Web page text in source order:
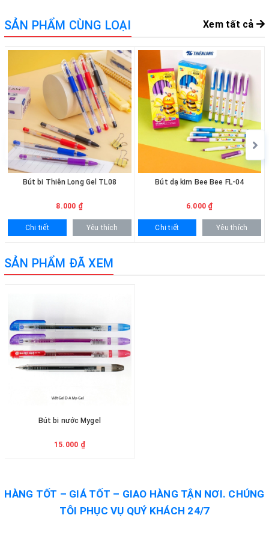
• Công dụng: Ghi chép, học tập, làm việc và ký nhận thông thường.
• Phù hợp: Học sinh, sinh viên, nhân viên văn phòng và cá nhân.
• Quy cách: 1 cây.
ƯU ĐIỂM NỔI BẬT
• Mực nước chất lượng cao cho nét viết trơn mượt.
• Mực ra đều, hạn chế đứt nét trong quá trình sử dụng.
• Nét chữ rõ ràng, đều màu và đẹp mắt.
• Thiết kế gọn nhẹ, cầm nắm thoải mái khi viết lâu.
• Phù hợp cho học tập, làm việc và ghi chép hằng ngày.
CÁCH THỨC MUA HÀNG
chọn số lượng phù hợp. Ngoài ra, vui lòng liên hệ hotline
0936.236.365 - 090.215.9818 để được hỗ trợ nhanh chóng. Đối với
giao hàng tận nơi.
SẢN PHẨM CÙNG LOẠI Xem tất cả
Bút bi Thiên Long Gel TL08
8.000 ₫
Chi tiết Yêu thích
Bút dạ kim Bee Bee FL-04
6.000 ₫
Chi tiết Yêu thích
SẢN PHẨM ĐÃ XEM
Bút bi nước Mygel
15.000 ₫
HÀNG TỐT – GIÁ TỐT – GIAO HÀNG TẬN NƠI. CHÚNG
TÔI PHỤC VỤ QUÝ KHÁCH 24/7